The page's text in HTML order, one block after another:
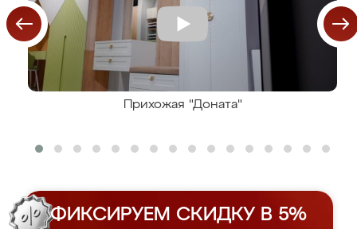
Прихожая "Доната"
ФИКСИРУЕМ СКИДКУ В 5%